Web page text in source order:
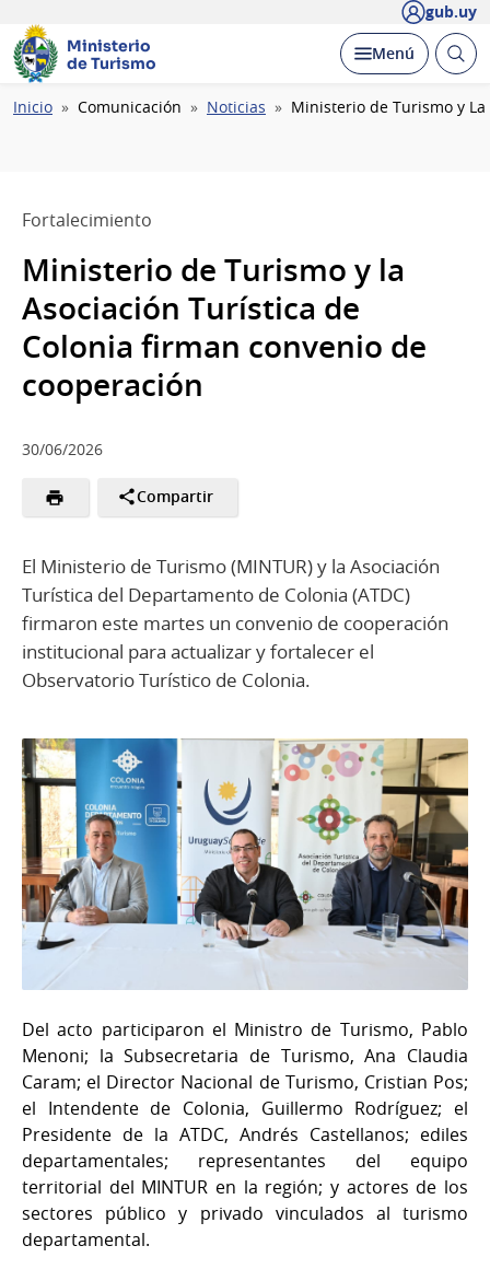
gub.uy
Ministerio
de Turismo
Desplegar
Menú Abrir
Ruta
Inicio Comunicación Noticias Ministerio de Turismo y
Fortalecimiento
Ministerio de Turismo y la
Asociación Turística de
Colonia firman convenio de
cooperación
30/06/2026
Compartir
El Ministerio de Turismo (MINTUR) y la Asociación
Turística del Departamento de Colonia (ATDC)
firmaron este martes un convenio de cooperación
institucional para actualizar y fortalecer el
Observatorio Turístico de Colonia.
Del acto participaron el Ministro de Turismo, Pablo
Menoni; la Subsecretaria de Turismo, Ana Claudia
Caram; el Director Nacional de Turismo, Cristian Pos;
el Intendente de Colonia, Guillermo Rodríguez; el
Presidente de la ATDC, Andrés Castellanos; ediles
departamentales; representantes del equipo
territorial del MINTUR en la región; y actores de los
sectores público y privado vinculados al turismo
departamental.